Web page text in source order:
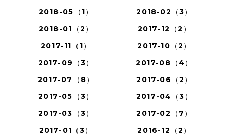
2018-05（1）
2018-02（3）
2018-01（2）
2017-12（2）
2017-11（1）
2017-10（2）
2017-09（3）
2017-08（4）
2017-07（8）
2017-06（2）
2017-05（3）
2017-04（3）
2017-03（3）
2017-02（7）
2017-01（3）
2016-12（2）